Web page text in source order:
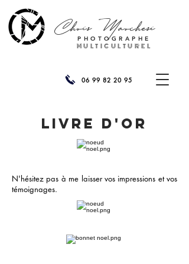
PHOTOGRAPHE
MULTICULTUREL
ChrisMarchesi
06 99 82 20 95
LIVRE D'OR
N'hésitez pas à me laisser vos impressions et vos
témoignages.